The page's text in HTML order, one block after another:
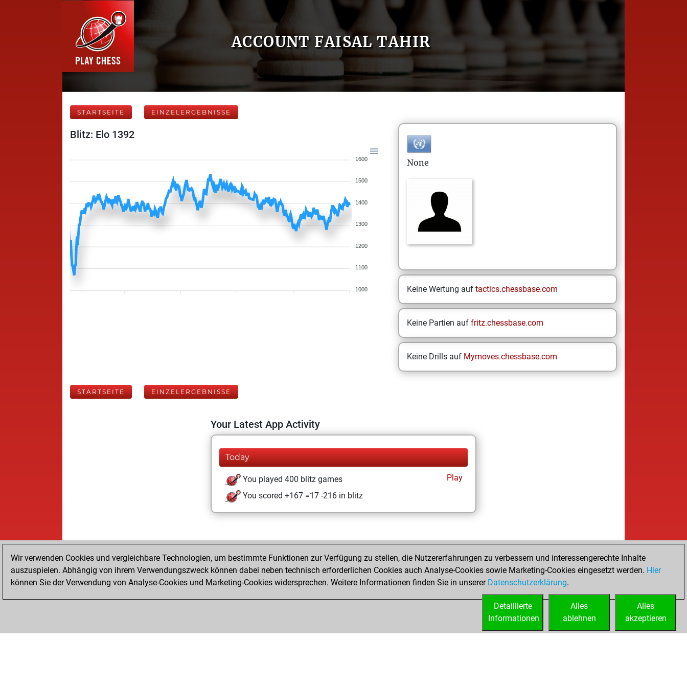
ACCOUNT FAISAL TAHIR
STARTSEITE EINZELERGEBNISSE
Blitz: Elo 1392
1600
1500
1400
1300
1200
1100
1000
None
Keine Wertung auf tactics.chessbase.com
Keine Partien auf fritz.chessbase.com
Keine Drills auf Mymoves.chessbase.com
STARTSEITE EINZELERGEBNISSE
Your Latest App Activity
Today
You played 400 blitz games
Play
You scored +167 =17 -216 in blitz
Wir verwenden Cookies und vergleichbare Technologien, um bestimmte Funktionen zur Verfügung zu stellen, die Nutzererfahrungen zu verbessern und interessengerechte Inhalte
auszuspielen. Abhängig von ihrem Verwendungszweck können dabei neben technisch erforderlichen Cookies auch Analyse-Cookies sowie Marketing-Cookies eingesetzt werden. Hier
können Sie der Verwendung von Analyse-Cookies und Marketing-Cookies widersprechen. Weitere Informationen finden Sie in unserer Datenschutzerklärung.
Alles
akzeptieren
Alles
ablehnen
Detaillierte
Informationen